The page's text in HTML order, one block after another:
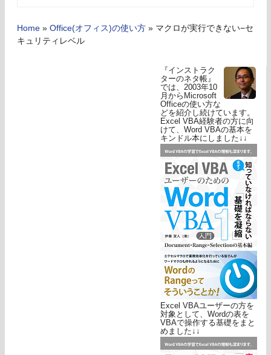
Home » Office(オフィス)の使い方 » マクロが実行できない−セ
キュリティレベル
『インストラク
ターのネタ帳』
では、2003年10
月からMicrosoft
Officeの使い方な
どを紹介し続けています。
Excel VBA経験者の方に向
けて、Word VBAの基本を
キンドル本にしました↓↓
Excel VBAユーザーの方を
対象として、Wordの表を
VBAで操作する基礎をまと
めました↓↓